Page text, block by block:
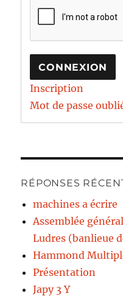
CONNEXION
Inscription
Mot de passe
RÉPONSES
machines a écrire
Assemblée
Ludres (banlieue
Hammond
Présentation
Japy 3 Y